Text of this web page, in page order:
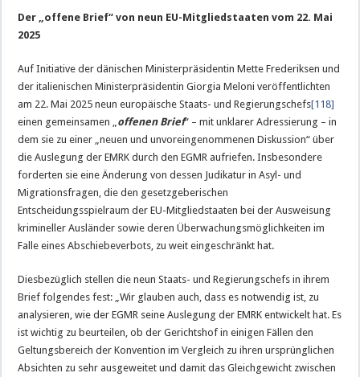
Der „offene Brief“ von neun EU-Mitgliedstaaten vom 22. Mai
2025
Auf Initiative der dänischen Ministerpräsidentin Mette Frederiksen und
der italienischen Ministerpräsidentin Giorgia Meloni veröffentlichten
am 22. Mai 2025 neun europäische Staats- und Regierungschefs[118]
einen gemeinsamen „offenen Brief“ – mit unklarer Adressierung – in
dem sie zu einer „neuen und unvoreingenommenen Diskussion“ über
die Auslegung der EMRK durch den EGMR aufriefen. Insbesondere
forderten sie eine Änderung von dessen Judikatur in Asyl- und
Migrationsfragen, die den gesetzgeberischen
Entscheidungsspielraum der EU-Mitgliedstaaten bei der Ausweisung
krimineller Ausländer sowie deren Überwachungsmöglichkeiten im
Falle eines Abschiebeverbots, zu weit eingeschränkt hat.
Diesbezüglich stellen die neun Staats- und Regierungschefs in ihrem
Brief folgendes fest: „Wir glauben auch, dass es notwendig ist, zu
analysieren, wie der EGMR seine Auslegung der EMRK entwickelt hat. Es
ist wichtig zu beurteilen, ob der Gerichtshof in einigen Fällen den
Geltungsbereich der Konvention im Vergleich zu ihren ursprünglichen
Absichten zu sehr ausgeweitet und damit das Gleichgewicht zwischen